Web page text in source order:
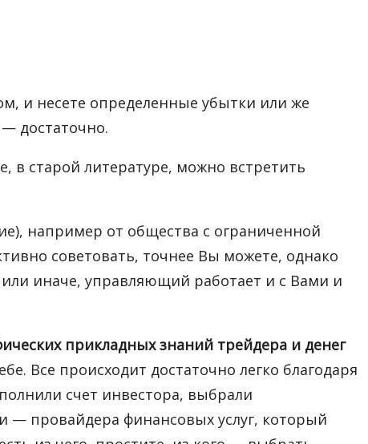
и несете определенные убытки или же
достаточно.
в старой литературе, можно встретить
например от общества с ограниченной
советовать, точнее Вы можете, однако
иначе, управляющий работает и с Вами и
прикладных знаний трейдера и денег
Все происходит достаточно легко благодаря
счет инвестора, выбрали
— провайдера финансовых услуг, который